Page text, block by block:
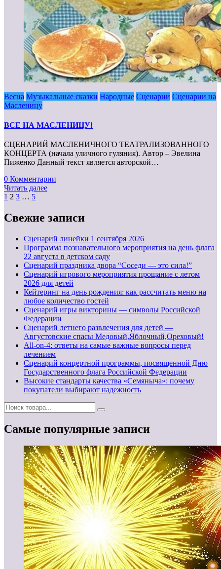
Весна Музыкальные сказки Народные Сценарии Сценарии на
Масленицу
ВСЕ НА МАСЛЕНИЦУ!
СЦЕНАРИЙ МАСЛЕНИЧНОГО ТЕАТРАЛИЗОВАННОГО
КОНЦЕРТА (начала уличного гуляния). Автор – Эвелина
Пиженко Данный текст является авторской…
0 Комментарии
Читать далее
Пагинация
записей
1 2 3 … 5
Свежие записи
Cценарий линейки 1 сентября 2026
Программа познавательного мероприятия на день флага
22 августа в детском саду
Сценарий праздника двора “Соседи — это сила!”
Сценарий игрового мероприятия прощание с летом
2026 для детей
Кейтеринг на день рождения: как рассчитать меню на
любое количество гостей
Сценарий игры викторины — символы Российской
Федерации
Сценарий летнего развлечения для детей —
Августовские спасы Медовый,Яблочный,Ореховый!
All-on-4: ответы на самые важные вопросы перед
лечением
Сценарий концертной программы, посвященной Дню
Государственного флага Российской Федерации
Высокие стандарты качества «Семяныча»: почему
покупатели выбирают надежность
Самые популярные записи